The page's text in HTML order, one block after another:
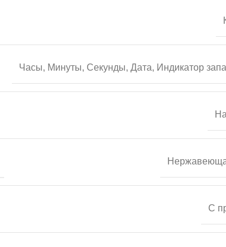
Часы, Минуты, Секунды, Дата, Индикатор
С